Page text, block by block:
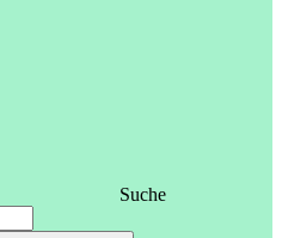
Suche